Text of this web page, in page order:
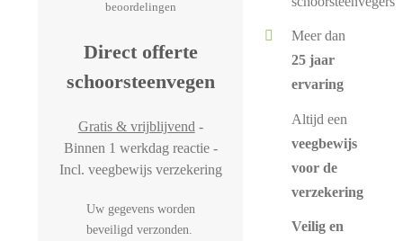
beoordelingen
Direct offerte
schoorsteenvegen
Gratis & vrijblijvend -
Binnen 1 werkdag reactie -
Incl. veegbewijs verzekering
Uw gegevens worden
beveiligd verzonden.
Meer dan
25 jaar
ervaring
Altijd een
veegbewijs
voor de
verzekering
Veilig en